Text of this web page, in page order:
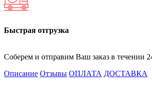
Быстрая отгрузка
Соберем и отправим Ваш заказ в течении
Описание Отзывы ОПЛАТА ДОСТАВКА